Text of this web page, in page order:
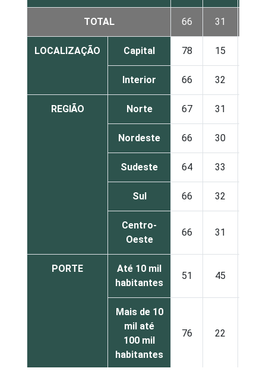
TOTAL 66 31
LOCALIZAÇÃO Capital 78 15
Interior 66 32
REGIÃO Norte 67 31
Nordeste 66 30
Sudeste 64 33
Sul 66 32
Centro-
Oeste
66 31
PORTE
Até 10 mil
habitantes
51 45
Mais de 10
mil até
100 mil
habitantes
76 22